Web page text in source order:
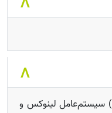
Google Workspace (Gmail, Sheets, Docs) Google Search Console Google Analytics Command Line (CLI) ابزارهای شبکه (IP Scanner، Ping Tools، DNS Lookup) سیستم‌عامل لینوکس و